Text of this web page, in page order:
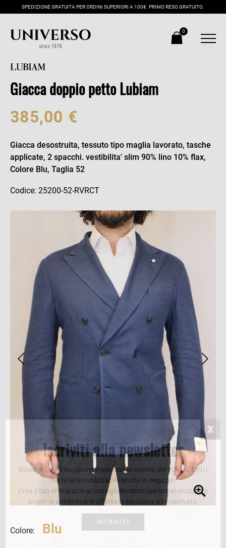
SPEDIZIONE GRATUITA PER ORDINI SUPERIORI A 100€. PRIMO RESO GRATUITO.
0
Giacca doppio petto Lubiam
385,00 €
Giacca desostruita, tessuto tipo maglia lavorato, tasche
applicate, 2 spacchi. vestibilita' slim 90% lino 10% flax,
Colore Blu, Taglia 52
Codice: 25200-52-RVRCT
Colore: Blu
Iscriviti alla newsletter
Ricevi subito il tuo promocode con lo sconto del 20% su tutti i
nuovi arrivi utilizzabile anche in negozio!
Crea il tuo stile grazie ai consigli dei nostri personal shopper e
scopri in anteprima le offerte in esclusiva a te riservate.
ISCRIVITI